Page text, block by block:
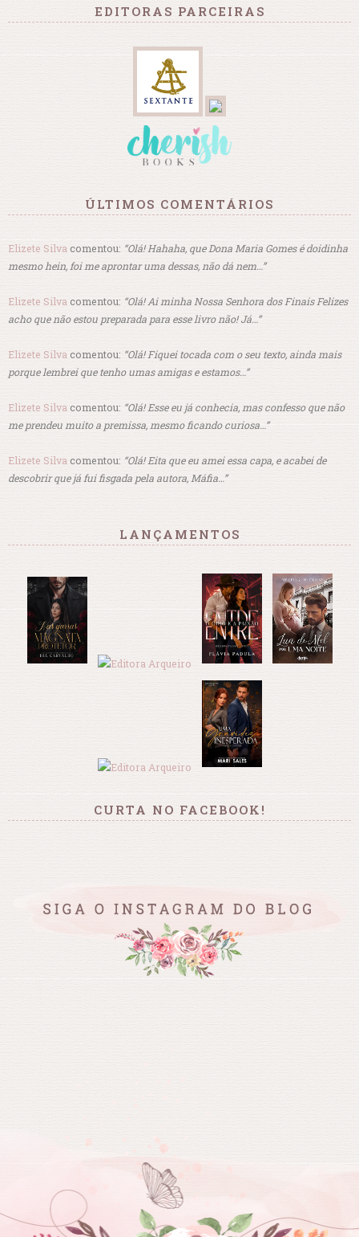
EDITORAS PARCEIRAS
ÚLTIMOS COMENTÁRIOS
Elizete Silva comentou: “Olá! Hahaha, que Dona Maria Gomes é doidinha
mesmo hein, foi me aprontar uma dessas, não dá nem…”
Elizete Silva comentou: “Olá! Ai minha Nossa Senhora dos Finais Felizes
acho que não estou preparada para esse livro não! Já…”
Elizete Silva comentou: “Olá! Fiquei tocada com o seu texto, ainda mais
porque lembrei que tenho umas amigas e estamos…”
Elizete Silva comentou: “Olá! Esse eu já conhecia, mas confesso que não
me prendeu muito a premissa, mesmo ficando curiosa…”
Elizete Silva comentou: “Olá! Eita que eu amei essa capa, e acabei de
descobrir que já fui fisgada pela autora, Máfia…”
LANÇAMENTOS
CURTA NO FACEBOOK!